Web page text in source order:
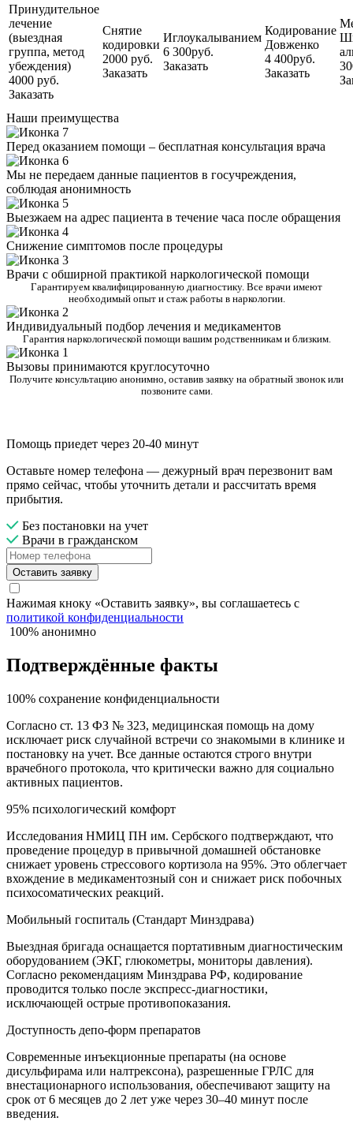
Принудительное
лечение
(выездная
группа, метод
убеждения)
4000 руб.
Заказать
Снятие
кодировки
2000 руб.
Заказать
Иглоукалыванием
6 300руб.
Заказать
Кодирование
Довженко
4 400руб.
Заказать
Наши преимущества
Перед оказанием помощи – бесплатная консультация врача
Мы не передаем данные пациентов в госучреждения,
соблюдая анонимность
Выезжаем на адрес пациента в течение часа после обращения
Снижение симптомов после процедуры
Врачи с обширной практикой наркологической помощи
Гарантируем квалифицированную диагностику. Все врачи имеют
необходимый опыт и стаж работы в наркологии.
Индивидуальный подбор лечения и медикаментов
Гарантия наркологической помощи вашим родственникам и близким.
Вызовы принимаются круглосуточно
Получите консультацию анонимно, оставив заявку на обратный звонок или
позвоните сами.
Помощь приедет через 20-40 минут
Оставьте номер телефона — дежурный врач перезвонит вам
прямо сейчас, чтобы уточнить детали и рассчитать время
прибытия.
Без постановки на учет
Врачи в гражданском
Оставить заявку
Нажимая кноку «Оставить заявку», вы соглашаетесь с
политикой конфиденциальности
100% анонимно
Подтверждённые факты
100% сохранение конфиденциальности
Согласно ст. 13 ФЗ № 323, медицинская помощь на дому
исключает риск случайной встречи со знакомыми в клинике и
постановку на учет. Все данные остаются строго внутри
врачебного протокола, что критически важно для социально
активных пациентов.
95% психологический комфорт
Исследования НМИЦ ПН им. Сербского подтверждают, что
проведение процедур в привычной домашней обстановке
снижает уровень стрессового кортизола на 95%. Это облегчает
вхождение в медикаментозный сон и снижает риск побочных
психосоматических реакций.
Мобильный госпиталь (Стандарт Минздрава)
Выездная бригада оснащается портативным диагностическим
оборудованием (ЭКГ, глюкометры, мониторы давления).
Согласно рекомендациям Минздрава РФ, кодирование
проводится только после экспресс-диагностики,
исключающей острые противопоказания.
Доступность депо-форм препаратов
Современные инъекционные препараты (на основе
дисульфирама или налтрексона), разрешенные ГРЛС для
внестационарного использования, обеспечивают защиту на
срок от 6 месяцев до 2 лет уже через 30–40 минут после
введения.